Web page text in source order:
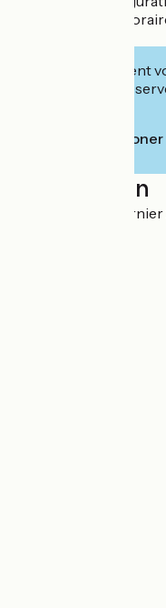
expositions
Cet établissement
leur site pour
Téléphoner
Localisation
1 Place Robert